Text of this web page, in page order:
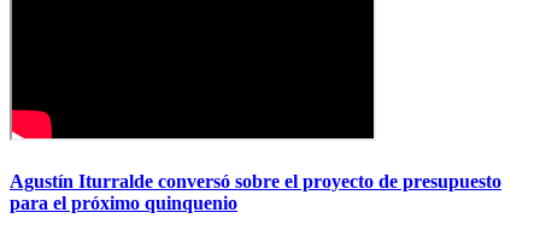
Agustín Iturralde conversó sobre el proyecto de presupuesto
para el próximo quinquenio